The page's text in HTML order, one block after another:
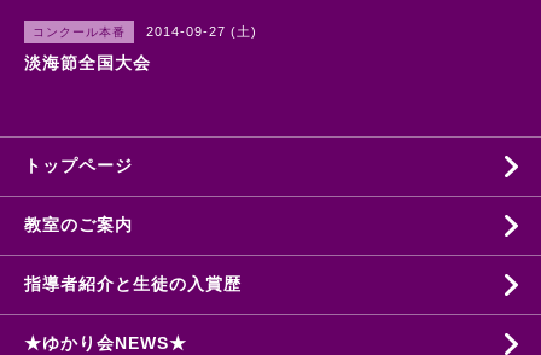
コンクール本番 2014-09-27 (土)
淡海節全国大会
トップページ
教室のご案内
指導者紹介と生徒の入賞歴
★ゆかり会NEWS★